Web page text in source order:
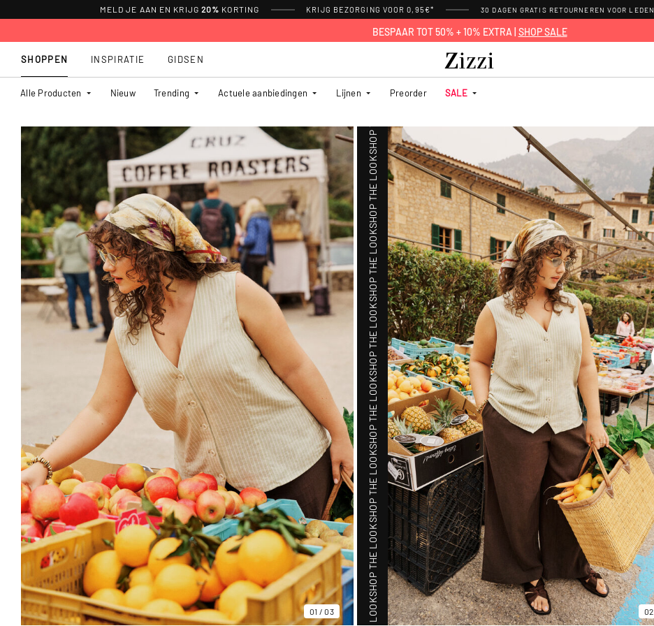
MELD JE AAN EN KRIJG 20% KORTING KRIJG BEZORGING VOOR 0,95€* 30 DAGEN GRATIS RETOURNEREN VOOR LEDEN
BESPAAR TOT 50% + 10% EXTRA | SHOP SALE
SHOPPEN
Alle Producten Nieuw Trending Actuele aanbiedingen Lijnen Preorder SALE
INSPIRATIE GIDSEN
01 /03 02
SHOP THE LOOK
SHOP THE LOOK
SHOP THE LOOK
SHOP THE LOOK
SHOP THE LOOK
SHOP THE LOOK
SHOP THE LOOK
SHOP THE LOOK